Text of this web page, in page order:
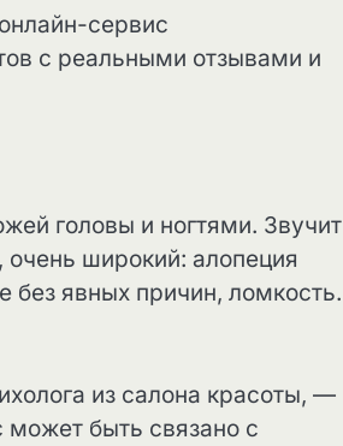
сервис
с реальными отзывами и
головы и ногтями. Звучит
широкий: алопеция
без явных причин, ломкость.
из салона красоты, —
может быть связано с